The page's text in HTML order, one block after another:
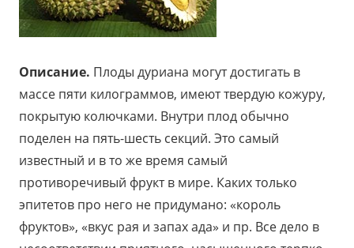
Описание. Плоды дуриана могут достигать в
массе пяти килограммов, имеют твердую кожуру,
покрытую колючками. Внутри плод обычно
поделен на пять-шесть секций. Это самый
известный и в то же время самый
противоречивый фрукт в мире. Каких только
эпитетов про него не придумано: «король
фруктов», «вкус рая и запах ада» и пр. Все дело в